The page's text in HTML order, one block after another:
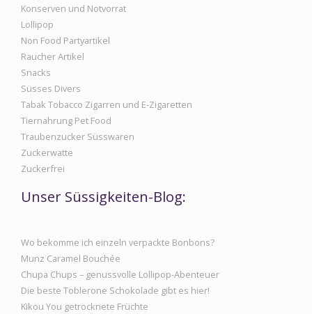
Konserven und Notvorrat
Lollipop
Non Food Partyartikel
Raucher Artikel
Snacks
Süsses Divers
Tabak Tobacco Zigarren und E-Zigaretten
Tiernahrung Pet Food
Traubenzucker Süsswaren
Zuckerwatte
Zuckerfrei
Unser Süssigkeiten-Blog:
Wo bekomme ich einzeln verpackte Bonbons?
Munz Caramel Bouchée
Chupa Chups – genussvolle Lollipop-Abenteuer
Die beste Toblerone Schokolade gibt es hier!
Kikou You getrocknete Früchte